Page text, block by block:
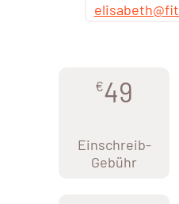
€49
Einschreib-
Gebühr